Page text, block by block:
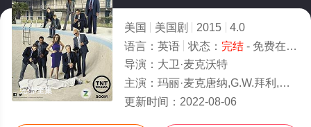
完结/全集
美国 美国剧 2015
4.0
语言： 英语 状态： 完结- 免费在线观看
导演： 大卫·麦克沃特
主演： 玛丽·麦克唐纳,G.W.拜利,安东尼·约翰·邓尼森,迈克尔·保罗·陈,雷蒙德·克鲁斯,格拉汉姆·帕特里克·马丁,萨
更新时间： 2022-08-06